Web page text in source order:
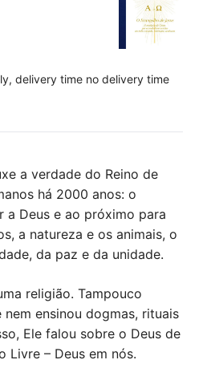
delivery time no delivery time
a verdade do Reino de
há 2000 anos: o
a Deus e ao próximo para
a natureza e os animais, o
da paz e da unidade.
religião. Tampouco
ensinou dogmas, rituais
Ele falou sobre o Deus de
Livre – Deus em nós.